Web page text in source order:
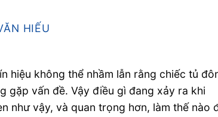
HIẾU
hiệu không thể nhầm lẫn rằng chiếc tủ
gặp vấn đề. Vậy điều gì đang xảy ra khi
như vậy, và quan trọng hơn, làm thế nào